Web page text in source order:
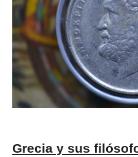
Grecia y sus